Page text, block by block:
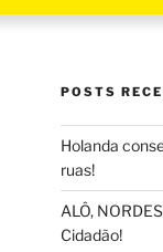
POSTS
Holanda
ruas!
ALÔ,
Cidadão!